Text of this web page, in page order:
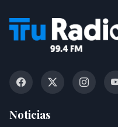
Noticias